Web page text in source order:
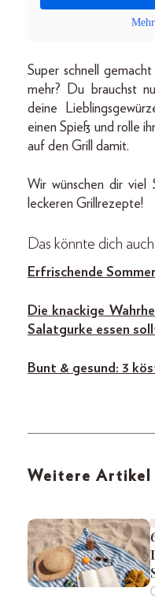
Super schnell
mehr? Du brauchst
deine
einen Spieß und rolle
auf den Grill damit.
Wir wünschen dir viel
leckeren Grillrezepte!
Das könnte dich
Erfrischende
Die knackige
Salatgurke essen
Bunt & gesund: 3
Weitere Artikel